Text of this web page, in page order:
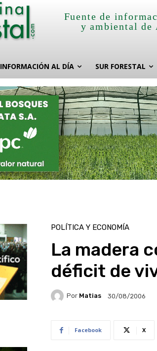
Fuente de
y ambiental de
INFORMACIÓN AL DÍA SUR FORESTAL
POLÍTICA Y ECONOMÍA
La madera
déficit de
Por Matias 30/08/2006
Facebook X